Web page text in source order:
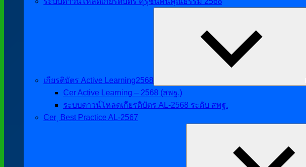
เกียรติบัตร Active Learning2568
Cer Active Learning – 2568 (สพฐ.)
ระบบดาวน์โหลดเกียรติบัตร AL-2568 ระดับ สพฐ.
Cer ฺ Best Practice AL-2567